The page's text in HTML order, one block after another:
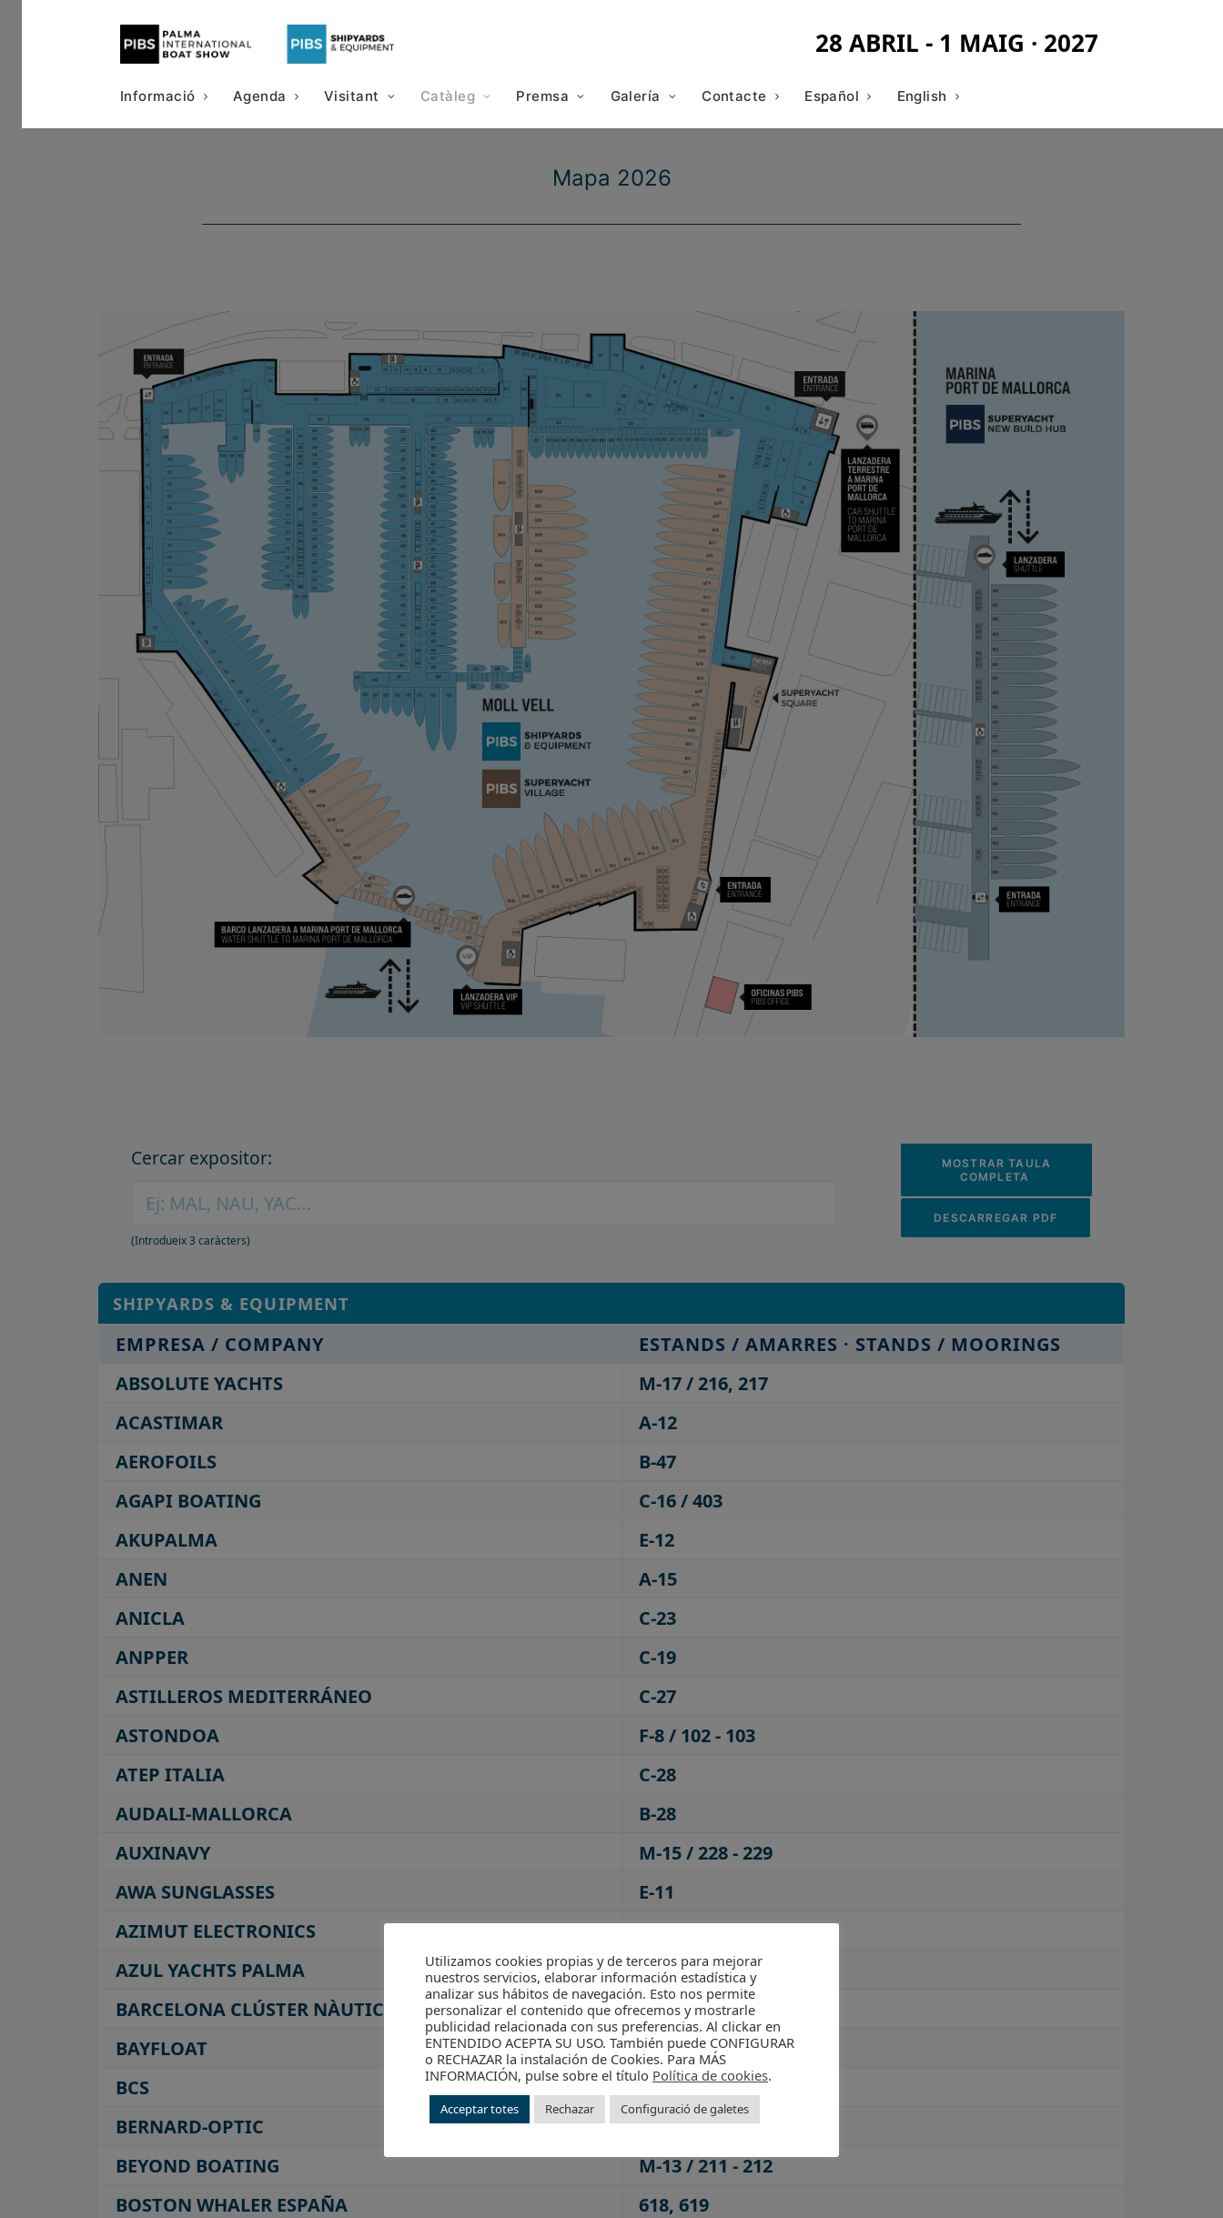
28 ABRIL - 1 MAIG · 2027
Informació Agenda Visitant Catàleg Premsa Galería Contacte Español English
Mapa 2026
Cercar expositor:
(Introdueix 3 caràcters)
MOSTRAR TAULA
DESCARREGAR PDF
SHIPYARDS & EQUIPMENT
EMPRESA / COMPANY
ESTANDS / AMARRES · STANDS / MOORINGS
ABSOLUTE YACHTS
M-17 / 216, 217
ACASTIMAR
A-12
AEROFOILS
B-47
AGAPI BOATING
C-16 / 403
AKUPALMA
E-12
ANEN
A-15
ANICLA
C-23
ANPPER
C-19
ASTILLEROS MEDITERRÁNEO
C-27
ASTONDOA
F-8 / 102 - 103
ATEP ITALIA
C-28
AUDALI-MALLORCA
B-28
AUXINAVY
M-15 / 228 - 229
AWA SUNGLASSES
E-11
AZIMUT ELECTRONICS
B-49
AZUL YACHTS PALMA
B-35 / 603 - 608
BARCELONA CLÚSTER NÀUTIC
F-5
BAYFLOAT
D-15
BCS
F-2 / 099
BERNARD-OPTIC
B-39
BEYOND BOATING
M-13 / 211 - 212
BOSTON WHALER ESPAÑA
618, 619
Utilizamos cookies propias y de terceros para mejorar
nuestros servicios, elaborar información estadística y
analizar sus hábitos de navegación. Esto nos permite
personalizar el contenido que ofrecemos y mostrarle
publicidad relacionada con sus preferencias. Al clickar en
ENTENDIDO ACEPTA SU USO. También puede CONFIGURAR
o RECHAZAR la instalación de Cookies. Para MÁS
INFORMACIÓN, pulse sobre el título Política de cookies.
Acceptar totes Rechazar Configuració de galetes